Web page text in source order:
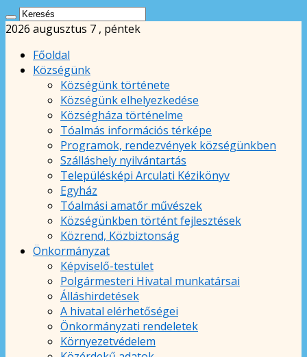
2026 augusztus 7 , péntek
Főoldal
Községünk
Községünk története
Községünk elhelyezkedése
Községháza történelme
Tóalmás információs térképe
Programok, rendezvények községünkben
Szálláshely nyilvántartás
Településképi Arculati Kézikönyv
Egyház
Tóalmási amatőr művészek
Községünkben történt fejlesztések
Közrend, Közbiztonság
Önkormányzat
Képviselő-testület
Polgármesteri Hivatal munkatársai
Álláshirdetések
A hivatal elérhetőségei
Önkormányzati rendeletek
Környezetvédelem